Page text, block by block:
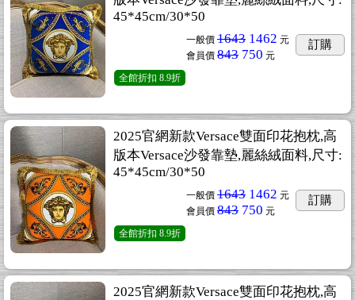
45*45cm/30*50
一般價 1643 1462 元
會員價 843 750 元
訂購
全館折扣 8.9折
2025官網新款Versace雙面印花抱枕,高
版本Versace沙發靠墊,麗絲絨面料,尺寸:
45*45cm/30*50
一般價 1643 1462 元
會員價 843 750 元
訂購
全館折扣 8.9折
2025官網新款Versace雙面印花抱枕,高